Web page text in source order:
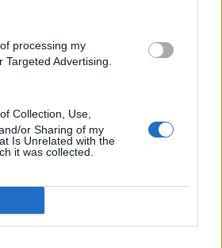
Targeted Advertising.
or Sharing of my
Is Unrelated with the
it was collected.